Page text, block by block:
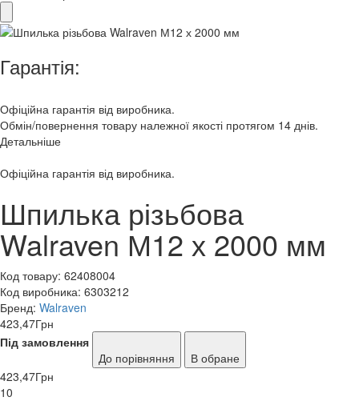
Гарантія:
Офіційна гарантія від виробника.
Обмін/повернення товару належної якості протягом 14 днів.
Детальніше
Офіційна гарантія від виробника.
Шпилька різьбова
Walraven М12 х 2000 мм
Код товару: 62408004
Код виробника: 6303212
Бренд: Walraven
423,47Грн
Під замовлення
До порівняння
В обране
423,47Грн
10